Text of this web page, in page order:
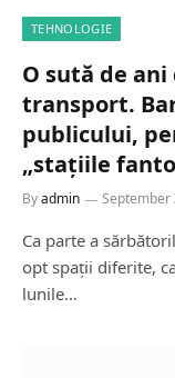
TEHNOLOGIE
O sută de
transport.
publicului,
„stațiile
Byadmin September
Ca parte a
opt spații diferite,
lunile…